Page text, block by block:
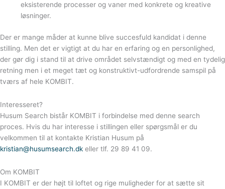
eksisterende processer og vaner med konkrete og kreative
løsninger.
Der er mange måder at kunne blive succesfuld kandidat i denne
stilling. Men det er vigtigt at du har en erfaring og en personlighed,
der gør dig i stand til at drive området selvstændigt og med en tydelig
retning men i et meget tæt og konstruktivt-udfordrende samspil på
tværs af hele KOMBIT.
Interesseret?
Husum Search bistår KOMBIT i forbindelse med denne search
proces. Hvis du har interesse i stillingen eller spørgsmål er du
velkommen til at kontakte Kristian Husum på
kristian@husumsearch.dk eller tlf. 29 89 41 09.
Om KOMBIT
I KOMBIT er der højt til loftet og rige muligheder for at sætte sit